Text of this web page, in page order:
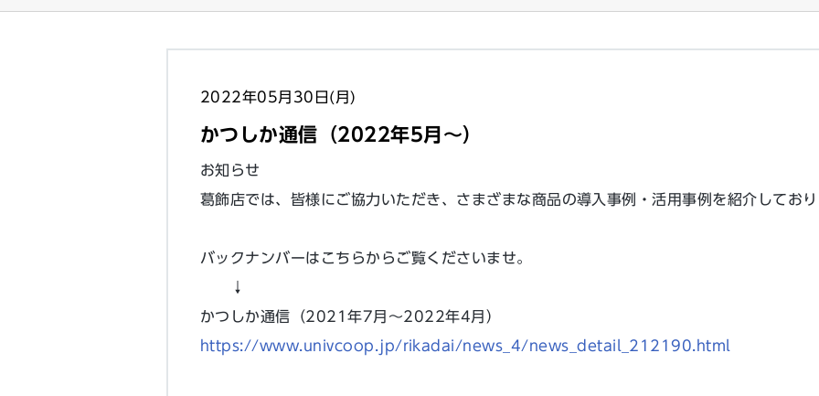
2022年05月30日(月)
かつしか通信（2022年5月〜）
お知らせ
葛飾店では、皆様にご協力いただき、さまざまな商品の導入事例・活用事例を紹介してお
バックナンバーはこちらからご覧くださいませ。
↓
かつしか通信（2021年7月〜2022年4月）
https://www.univcoop.jp/rikadai/news_4/news_detail_212190.html